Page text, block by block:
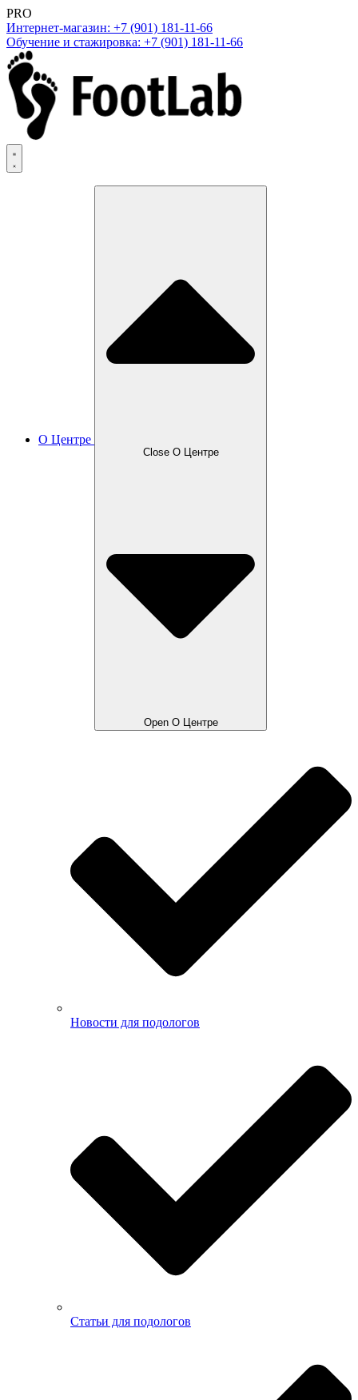
PRO
Интернет-магазин: +7 (901) 181-11-66
Обучение и стажировка: +7 (901) 181-11-66
О Центре
Close О Центре
Open О Центре
Новости для подологов
Статьи для подологов